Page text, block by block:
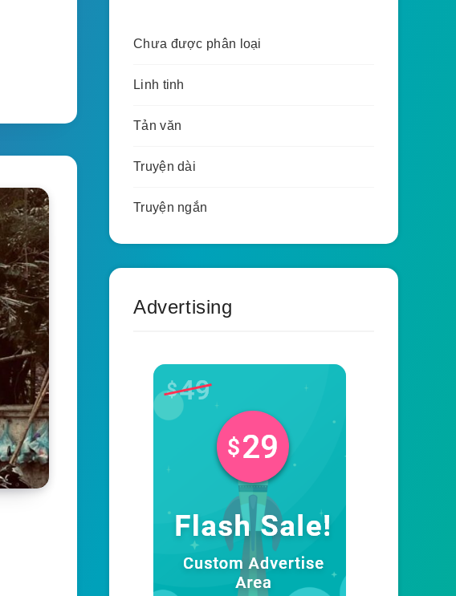
Chưa được phân loại
Linh tinh
Tản văn
Truyện dài
Truyện ngắn
Advertising